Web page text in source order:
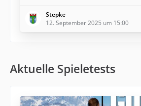
Stepke
12. September 2025 um 15:00
Aktuelle Spieletests